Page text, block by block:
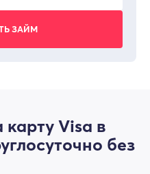
Visa в
без